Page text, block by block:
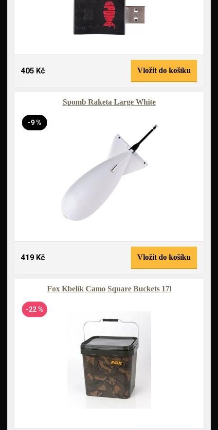
405 Kč Vložit do košíku
Spomb Raketa Large White
-9 %
419 Kč Vložit do košíku
Fox Kbelík Camo Square Buckets 17l
-22 %